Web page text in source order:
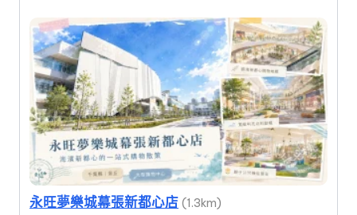
永旺夢樂城幕張新都心店 (1.3km)